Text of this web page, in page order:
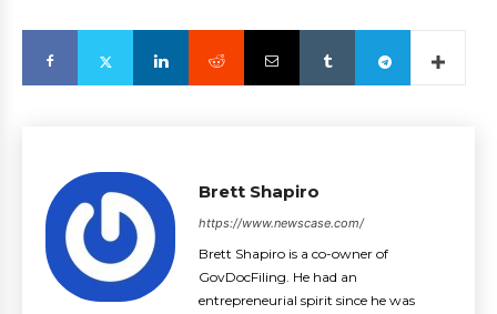
Brett Shapiro
https://www.newscase.com/
Brett Shapiro is a co-owner of
GovDocFiling. He had an
entrepreneurial spirit since he was